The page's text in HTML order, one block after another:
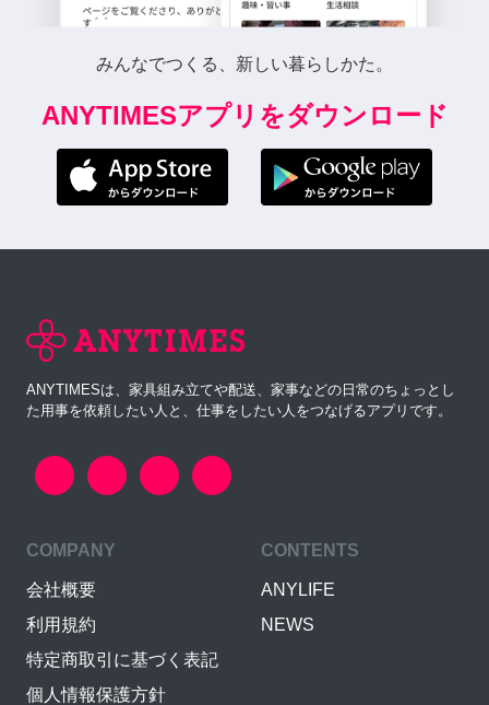
みんなでつくる、新しい暮らしかた。
ANYTIMESアプリをダウンロード
ANYTIMESは、家具組み立てや配送、家事などの日常のちょっとし
た用事を依頼したい人と、仕事をしたい人をつなげるアプリです。
COMPANY
会社概要
利用規約
特定商取引に基づく表記
個人情報保護方針
CONTENTS
ANYLIFE
NEWS